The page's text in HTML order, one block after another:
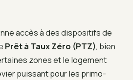
accès à des dispositifs de
Prêt à Taux Zéro (PTZ), bien
zones et le logement
puissant pour les primo-